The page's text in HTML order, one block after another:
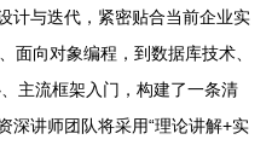
计与迭代，紧密贴合当前企业实
面向对象编程，到数据库技术、
主流框架入门，构建了一条清
深讲师团队将采用“理论讲解+实